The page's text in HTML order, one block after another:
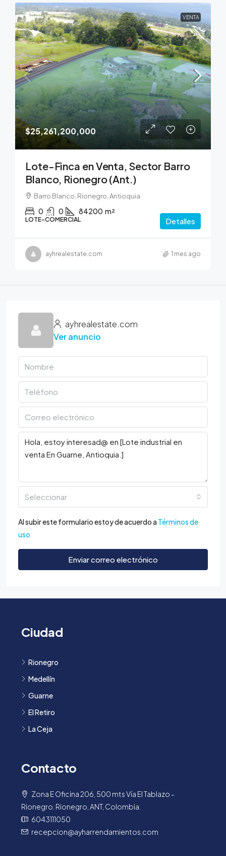
VENTA
$25,261,200,000
Lote-Finca en Venta, Sector Barro
Blanco, Rionegro (Ant.)
Barro Blanco, Rionegro, Antioquia
0 0 84200 m²
LOTE-COMERCIAL Detalles
ayhrealestate.com 1 mes ago
ayhrealestate.com
Ver anuncio
Seleccionar
Al subir este formulario estoy de acuerdo a Términos de
uso
Enviar correo electrónico
Ciudad
Rionegro
Medellín
Guarne
El Retiro
La Ceja
Contacto
Zona E Oficina 206, 500 mts Vía El Tablazo -
Rionegro. Rionegro, ANT, Colombia.
6043111050
recepcion@ayharrendamientos.com